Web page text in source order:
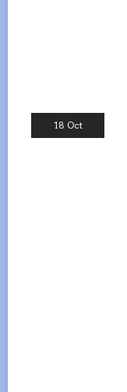
18 Oct